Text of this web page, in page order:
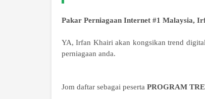
Pakar Perniagaan Internet #1 Malaysia,
YA, Irfan Khairi akan kongsikan trend
perniagaan anda.
Jom daftar sebagai peserta PROGRAM